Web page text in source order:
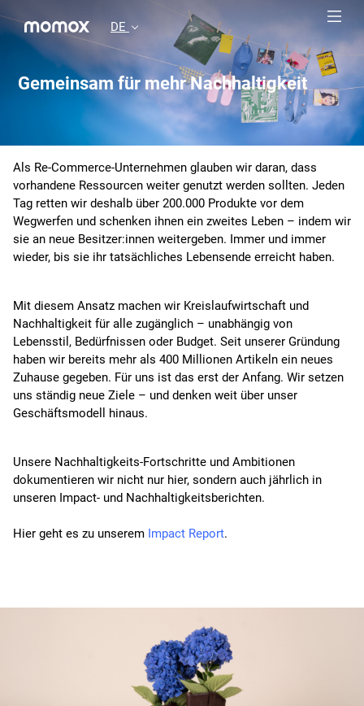
DE
Gemeinsam für mehr Nachhaltigkeit
Als Re-Commerce-Unternehmen glauben wir daran, dass
vorhandene Ressourcen weiter genutzt werden sollten. Jeden
Tag retten wir deshalb über 200.000 Produkte vor dem
Wegwerfen und schenken ihnen ein zweites Leben – indem wir
sie an neue Besitzer:innen weitergeben. Immer und immer
wieder, bis sie ihr tatsächliches Lebensende erreicht haben.
Mit diesem Ansatz machen wir Kreislaufwirtschaft und
Nachhaltigkeit für alle zugänglich – unabhängig von
Lebensstil, Bedürfnissen oder Budget. Seit unserer Gründung
haben wir bereits mehr als 400 Millionen Artikeln ein neues
Zuhause gegeben. Für uns ist das erst der Anfang. Wir setzen
uns ständig neue Ziele – und denken weit über unser
Geschäftsmodell hinaus.
Unsere Nachhaltigkeits-Fortschritte und Ambitionen
dokumentieren wir nicht nur hier, sondern auch jährlich in
unseren Impact- und Nachhaltigkeitsberichten.
Hier geht es zu unserem Impact Report.